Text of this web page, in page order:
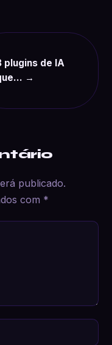
plugins de IA
→
publicado.
com *